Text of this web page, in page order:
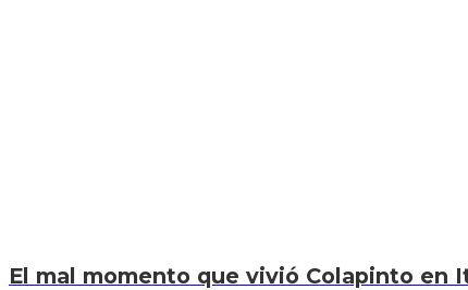
El mal momento que vivió Colapinto en